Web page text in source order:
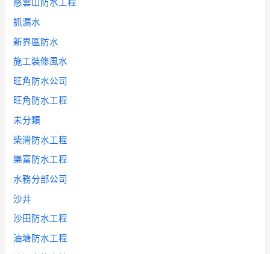
慈雲山防水工程
抓漏水
新界區防水
施工裝修風水
旺角防水公司
旺角防水工程
未分類
柴灣防水工程
樂富防水工程
水務分部公司
沙井
沙田防水工程
油塘防水工程